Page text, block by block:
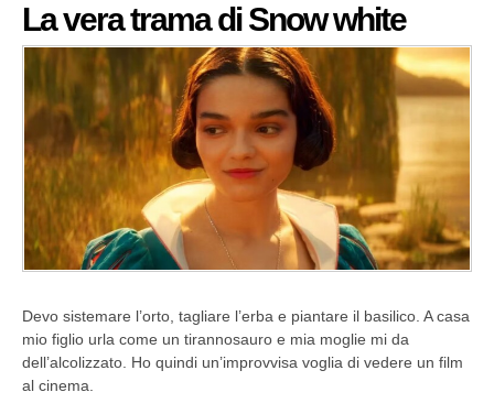
La vera trama di Snow white
Devo sistemare l’orto, tagliare l’erba e piantare il basilico. A casa
mio figlio urla come un tirannosauro e mia moglie mi da
dell’alcolizzato. Ho quindi un’improvvisa voglia di vedere un film
al cinema.